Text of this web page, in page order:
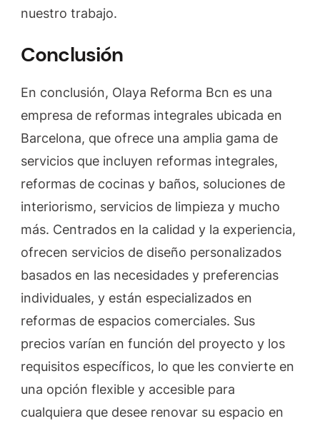
nuestro trabajo.
Conclusión
En conclusión, Olaya Reforma Bcn es una
empresa de reformas integrales ubicada en
Barcelona, que ofrece una amplia gama de
servicios que incluyen reformas integrales,
reformas de cocinas y baños, soluciones de
interiorismo, servicios de limpieza y mucho
más. Centrados en la calidad y la experiencia,
ofrecen servicios de diseño personalizados
basados en las necesidades y preferencias
individuales, y están especializados en
reformas de espacios comerciales. Sus
precios varían en función del proyecto y los
requisitos específicos, lo que les convierte en
una opción flexible y accesible para
cualquiera que desee renovar su espacio en